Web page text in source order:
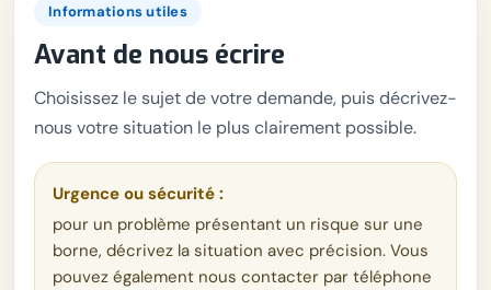
Informations utiles
Avant de nous écrire
Choisissez le sujet de votre demande, puis décrivez-
nous votre situation le plus clairement possible.
Urgence ou sécurité :
pour un problème présentant un risque sur une
borne, décrivez la situation avec précision. Vous
pouvez également nous contacter par téléphone